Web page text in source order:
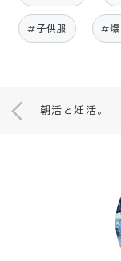
#子供服 #爆
朝活と妊活。